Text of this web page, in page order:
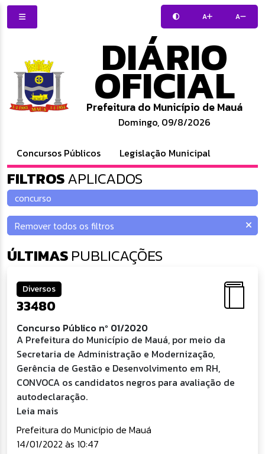
A A
DIÁRIO
OFICIAL
Prefeitura do Município de Mauá
Domingo, 09/8/2026
Concursos Públicos Legislação Municipal
FILTROSAPLICADOS
ÚLTIMASPUBLICAÇÕES
Diversos
33480
Concurso Público nº 01/2020
A Prefeitura do Município de Mauá, por meio da
Secretaria de Administração e Modernização,
Gerência de Gestão e Desenvolvimento em RH,
CONVOCA os candidatos negros para avaliação de
autodeclaração.
Leia mais
Prefeitura do Município de Mauá
14/01/2022 às 10:47